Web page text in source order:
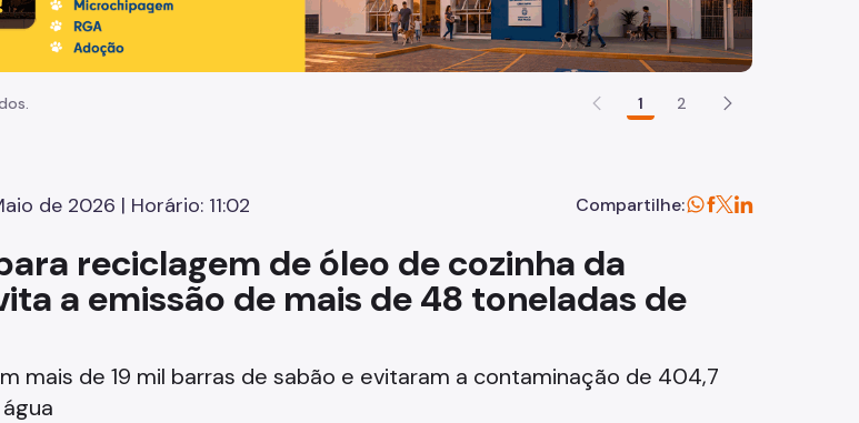
1 2
de 2026 | Horário: 11:02 Compartilhe:
reciclagem de óleo de cozinha da
a emissão de mais de 48 toneladas de
mais de 19 mil barras de sabão e evitaram a contaminação de 404,7